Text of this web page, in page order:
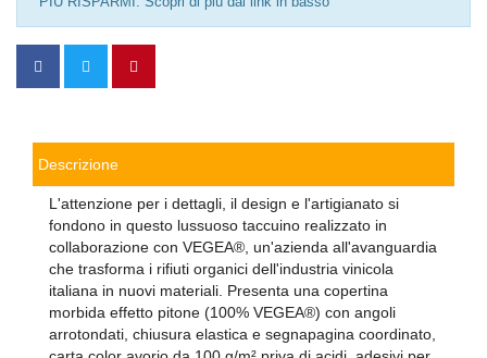
Descrizione
L'attenzione per i dettagli, il design e l'artigianato si
fondono in questo lussuoso taccuino realizzato in
collaborazione con VEGEA®, un'azienda all'avanguardia
che trasforma i rifiuti organici dell'industria vinicola
italiana in nuovi materiali. Presenta una copertina
morbida effetto pitone (100% VEGEA®) con angoli
arrotondati, chiusura elastica e segnapagina coordinato,